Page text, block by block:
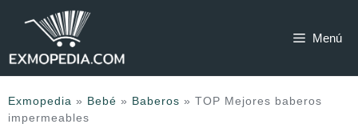
Menú
Exmopedia » Bebé » Baberos » TOP Mejores baberos
impermeables